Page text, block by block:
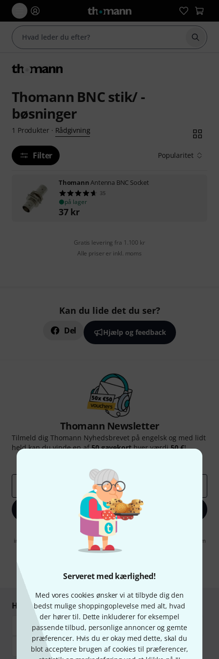
Serveret med kærlighed!
Med vores cookies ønsker vi at tilbyde dig den
bedst mulige shoppingoplevelse med alt, hvad
der hører til. Dette inkluderer for eksempel
passende tilbud, personlige annoncer og gemte
præferencer. Hvis du er okay med dette, skal du
blot acceptere brugen af cookies til præferencer,
Start
Thomann BNC stik/ -
bøsninger
1 Produkter· Rådgivning
Filter Popularitet
ThomannAntenna BNC Socket
35
på lager
37 kr
Gratis levering fra 1.100 kr
Alle priser er inkl. moms
Kan du lide det du ser?
Del Hjælp og feedback
Thomann Newsletter
Tilmeld dig Thomann Nyhedsbrevet på engelsk og med lidt
held kan du vinde en af50 gavekorthver værdi50 €!
Tilmeld dig nu
Når jeg klikker på "Tilmeld dig nu", erklærer jeg mig samtidig
indforstået med at modtage e-mail-reklame. Dette tilsagn kan når som
helst trækkes tilbage. Find yderligere informationer i vores
* Obligatorisk felt
Handl og betal sikkert